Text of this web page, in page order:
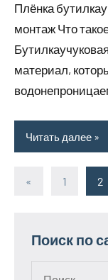
ремонте
2026
Плёнка
монтаж Что
материал,
Читать далее
«
Предыдущие
1 2
Поиск по